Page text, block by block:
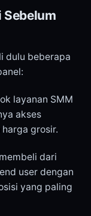
dulu beberapa
layanan SMM
akses
grosir.
dari
user dengan
yang paling